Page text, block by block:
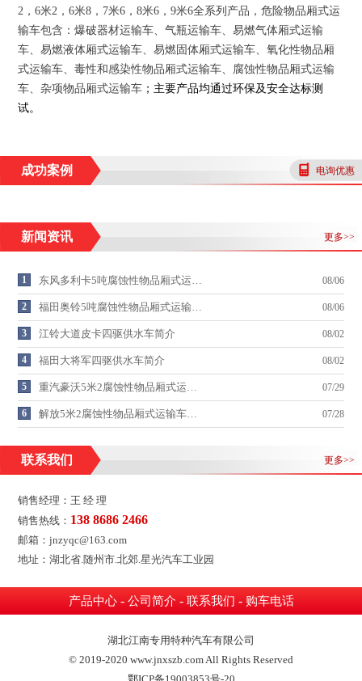
2 ，6米2 ，6米8 ， 7米6 ，8米6 ，9米6全系列产品，危险物品厢式运
输车包含：爆破器材运输车、气瓶运输车、易燃气体厢式运输
车、易燃液体厢式运输车、易燃固体厢式运输车、氧化性物品厢
式运输车、毒性和感染性物品厢式运输车、腐蚀性物品厢式运输
车、杂项物品厢式运输车 ； 主要产品均通过环保及安全达标测
试。
成功案例 电询优惠
新闻资讯 更多>>
1 东风多利卡5吨腐蚀性物品厢式运… 08/06
2 福田奥铃5吨腐蚀性物品厢式运输… 08/06
3 江铃大道皮卡四驱供水车简介 08/02
4 福田大将军四驱供水车简介 08/02
5 重汽豪沃5米2腐蚀性物品厢式运… 07/29
6 解放5米2腐蚀性物品厢式运输车… 07/28
联系我们 更多>>
销售经理：王 经 理
销售热线： 138 8686 2466
邮箱：jnzyqc@163.com
地址：湖北省.随州市.北郊.星光汽车工业园
产品中心- 公司简介 - 联系我们 - 购车电话
湖北江南专用特种汽车有限公司
© 2019-2020 www.jnxszb.com All Rights Reserved